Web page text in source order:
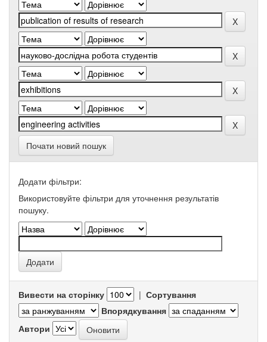
Почати новий пошук
Додати фільтри:
Використовуйте фільтри для уточнення результатів
пошуку.
Вивести на сторінку | Сортування
Впорядкування
Автори